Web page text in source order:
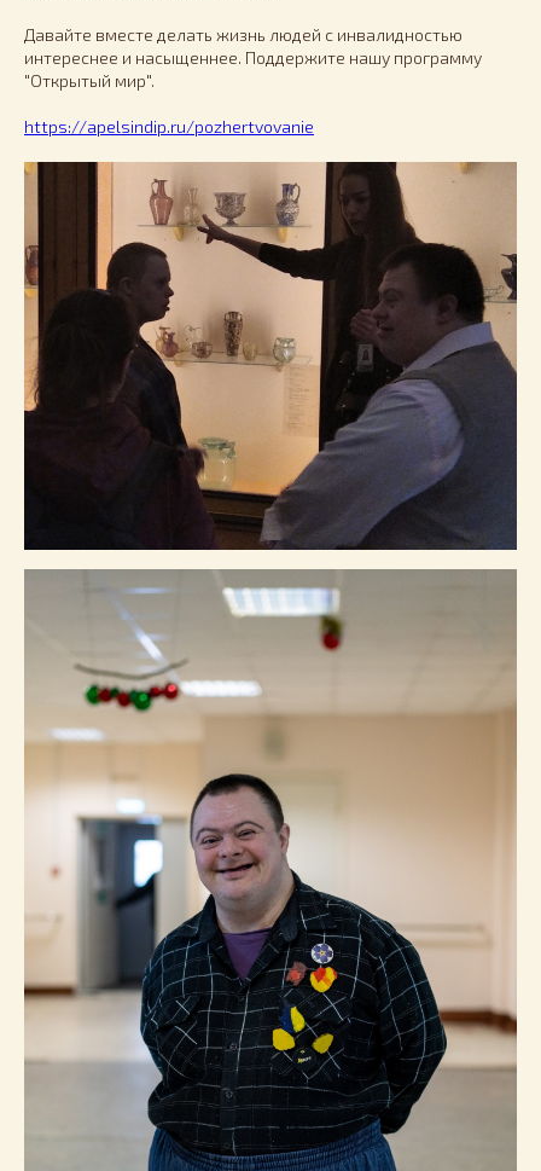
Давайте вместе делать жизнь людей с инвалидностью
интереснее и насыщеннее. Поддержите нашу программу
"Открытый мир".
https://apelsindip.ru/pozhertvovanie